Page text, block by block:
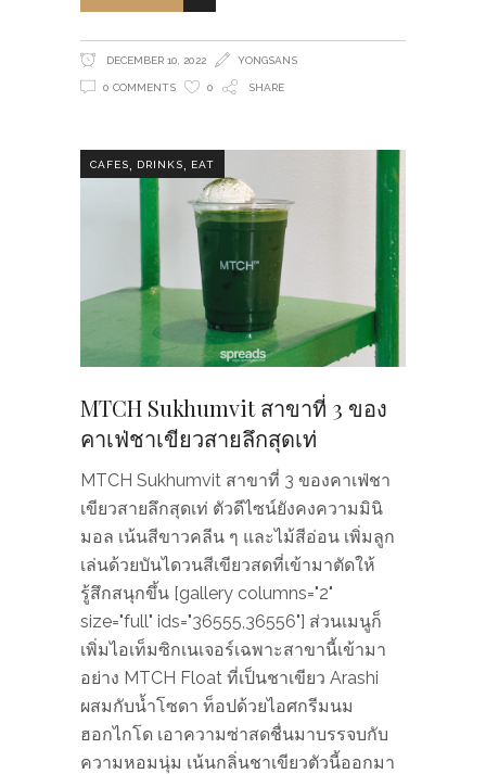
DECEMBER 10, 2022 YONGSANS
0 COMMENTS 0 SHARE
CAFES, DRINKS, EAT
MTCH Sukhumvit สาขาที่ 3 ของ
คาเฟ่ชาเขียวสายลึกสุดเท่
MTCH Sukhumvit สาขาที่ 3 ของคาเฟ่ชา
เขียวสายลึกสุดเท่ ตัวดีไซน์ยังคงความมินิ
มอล เน้นสีขาวคลีน ๆ และไม้สีอ่อน เพิ่มลูก
เล่นด้วยบันไดวนสีเขียวสดที่เข้ามาตัดให้
รู้สึกสนุกขึ้น [gallery columns="2"
size="full" ids="36555,36556"] ส่วนเมนูก็
เพิ่มไอเท็มซิกเนเจอร์เฉพาะสาขานี้เข้ามา
อย่าง MTCH Float ที่เป็นชาเขียว Arashi
ผสมกับน้ำโซดา ท็อปด้วยไอศกรีมนม
ฮอกไกโด เอาความซ่าสดชื่นมาบรรจบกับ
ความหอมนุ่ม เน้นกลิ่นชาเขียวตัวนี้ออกมา